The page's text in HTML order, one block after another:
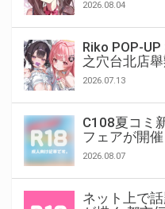
2026.08.04
Riko POP-
之穴台北店舉
2026.07.13
C108夏コミ
フェアが開催
2026.08.07
ネット上で